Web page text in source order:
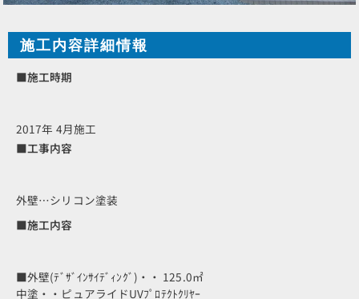
施工内容詳細情報
■施工時期
2017年 4月施工
■工事内容
外壁…シリコン塗装
■施工内容
■外壁(ﾃﾞｻﾞｲﾝｻｲﾃﾞｨﾝｸﾞ)・・ 125.0㎡
中塗・・ピュアライドUVﾌﾟﾛﾃｸﾄｸﾘﾔｰ